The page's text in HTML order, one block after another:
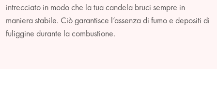
intrecciato in modo che la tua candela bruci sempre in
maniera stabile. Ciò garantisce l’assenza di fumo e depositi di
fuliggine durante la combustione.